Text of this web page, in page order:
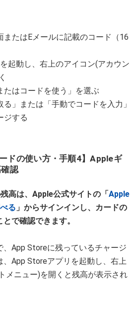
またはEメールに記載のコード（16
起動し、右上のアイコン(アカウン
たはコードを使う」を選ぶ
る」または「手動でコードを入力」
ジする
ドの使い方・手順4】Appleギ
認
高は、Apple公式サイトの「Apple
る 」からサインインし、カードの
で確認できます。
、App Storeに残っているチャージ
App Storeアプリを起動し、右上
メニュー)を開くと残高が表示され